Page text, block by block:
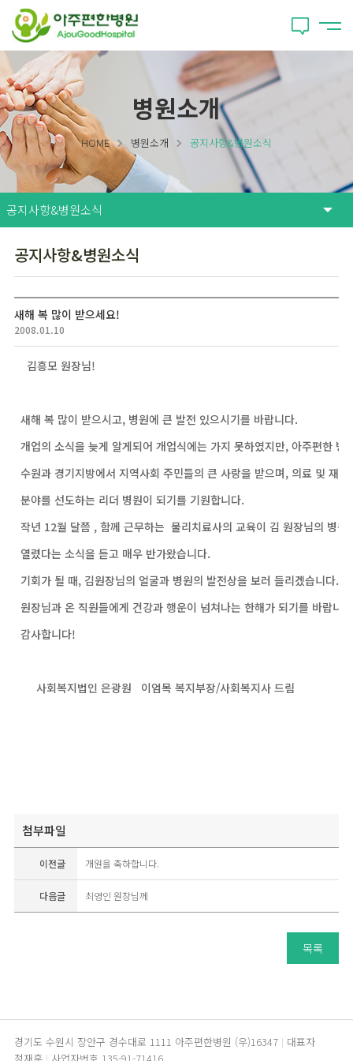
병원소개
HOME 병원소개 공지사항&병원소식
공지사항&병원소식
새해 복 많이 받으세요!
2008.01.10
김흥모 원장님!
새해 복 많이 받으시고, 병원에 큰 발전 있으시기를 바랍니다.
개업의 소식을 늦게 알게되어 개업식에는 가지 못하였지만, 아주편한 병
수원과 경기지방에서 지역사회 주민들의 큰 사랑을 받으며, 의료 및 재활
분야를 선도하는 리더 병원이 되기를 기원합니다.
작년 12월 달쯤 , 함께 근무하는 물리치료사의 교육이 김 원장님의 병원
열렸다는 소식을 듣고 매우 반가왔습니다.
기회가 될 때, 김원장님의 얼굴과 병원의 발전상을 보러 들리겠습니다.
원장님과 온 직원들에게 건강과 행운이 넘쳐나는 한해가 되기를 바랍니
감사합니다!
사회복지법인 은광원 이엄목 복지부장/사회복지사 드림
첨부파일
이전글 개원을 축하합니다.
다음글 최영인 원장님께
목록
경기도 수원시 장안구 경수대로 1111 아주편한병원 (우)16347
대표자